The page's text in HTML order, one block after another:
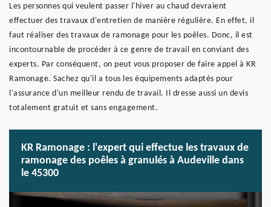
Les personnes qui veulent passer l'hiver au chaud devraient
effectuer des travaux d'entretien de manière régulière. En effet, il
faut réaliser des travaux de ramonage pour les poêles. Donc, il est
incontournable de procéder à ce genre de travail en conviant des
experts. Par conséquent, on peut vous proposer de faire appel à KR
Ramonage. Sachez qu'il a tous les équipements adaptés pour
l'assurance d'un meilleur rendu de travail. Il dresse aussi un devis
totalement gratuit et sans engagement.
KR Ramonage : l'expert qui effectue les travaux de
ramonage des poêles à granulés à Audeville dans
le 45300